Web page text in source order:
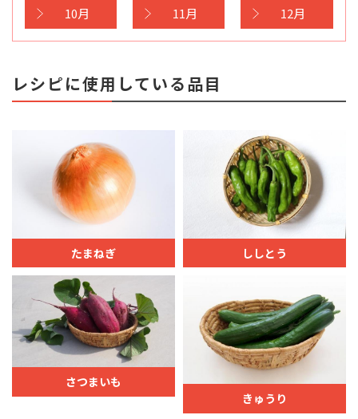
10月 11月 12月
レシピに使用している品目
たまねぎ ししとう
さつまいも
きゅうり